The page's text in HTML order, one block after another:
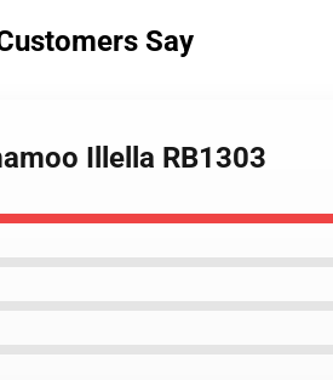
Say
Illella RB1303